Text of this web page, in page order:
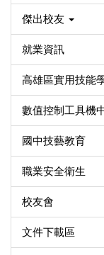
傑出校友
就業資訊
高雄區實用技能
數值控制工具機
國中技藝教育
職業安全衛生
校友會
文件下載區